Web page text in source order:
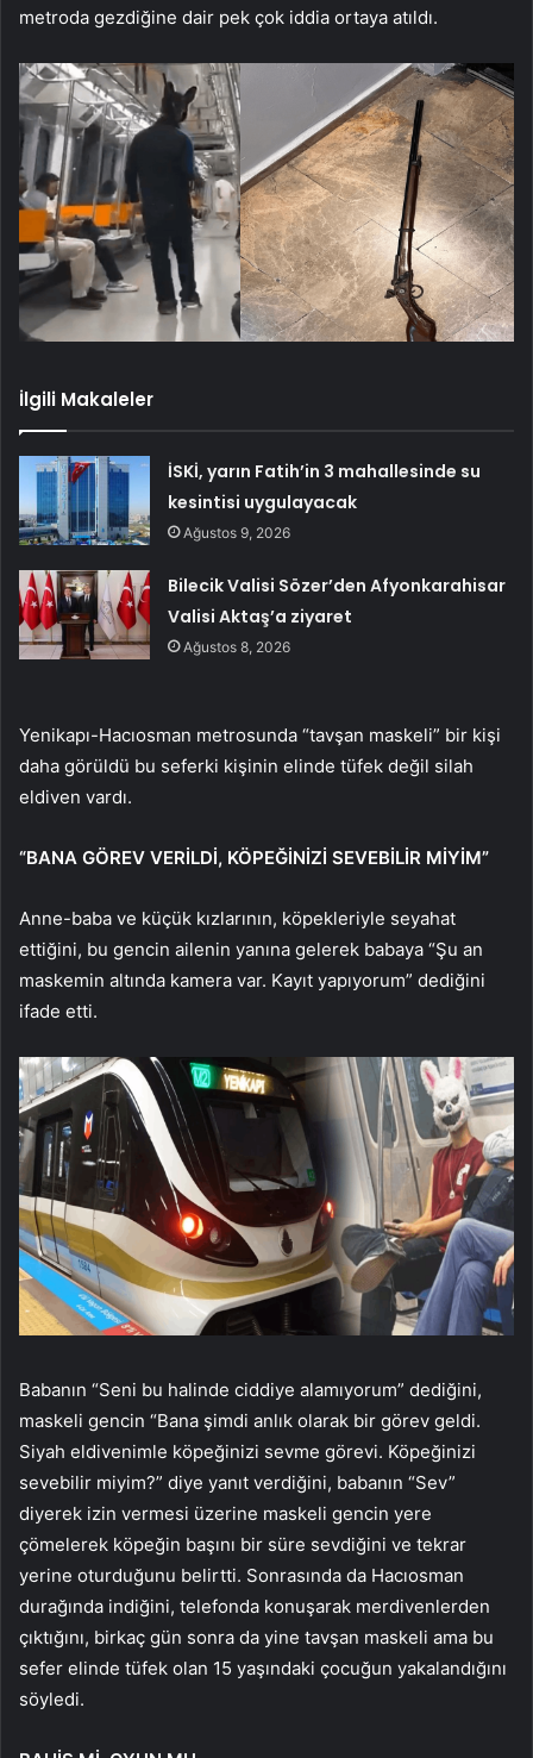
metroda gezdiğine dair pek çok iddia ortaya atıldı.
İlgili Makaleler
İSKİ, yarın Fatih’in 3 mahallesinde su
kesintisi uygulayacak
Ağustos 9, 2026
Bilecik Valisi Sözer’den Afyonkarahisar
Valisi Aktaş’a ziyaret
Ağustos 8, 2026
Yenikapı-Hacıosman metrosunda “tavşan maskeli” bir kişi
daha görüldü bu seferki kişinin elinde tüfek değil silah
eldiven vardı.
“BANA GÖREV VERİLDİ, KÖPEĞİNİZİ SEVEBİLİR MİYİM”
Anne-baba ve küçük kızlarının, köpekleriyle seyahat
ettiğini, bu gencin ailenin yanına gelerek babaya “Şu an
maskemin altında kamera var. Kayıt yapıyorum” dediğini
ifade etti.
Babanın “Seni bu halinde ciddiye alamıyorum” dediğini,
maskeli gencin “Bana şimdi anlık olarak bir görev geldi.
Siyah eldivenimle köpeğinizi sevme görevi. Köpeğinizi
sevebilir miyim?” diye yanıt verdiğini, babanın “Sev”
diyerek izin vermesi üzerine maskeli gencin yere
çömelerek köpeğin başını bir süre sevdiğini ve tekrar
yerine oturduğunu belirtti. Sonrasında da Hacıosman
durağında indiğini, telefonda konuşarak merdivenlerden
çıktığını, birkaç gün sonra da yine tavşan maskeli ama bu
sefer elinde tüfek olan 15 yaşındaki çocuğun yakalandığını
söyledi.